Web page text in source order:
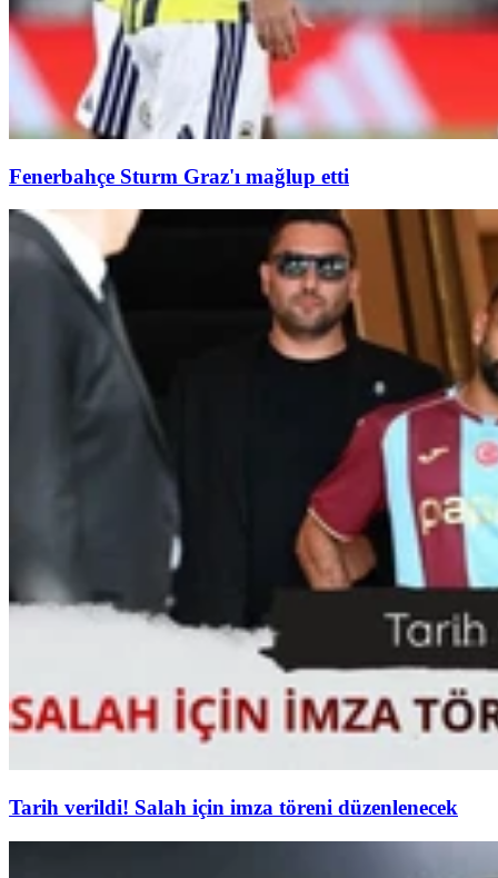
Fenerbahçe Sturm Graz'ı mağlup etti
Tarih verildi! Salah için imza töreni düzenlenecek